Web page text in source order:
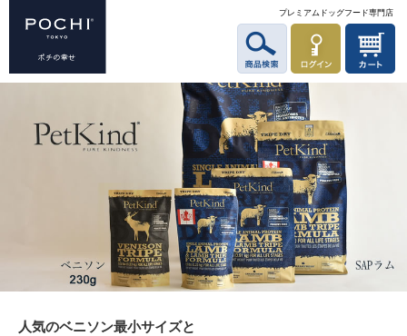
プレミアムドッグフード専門店
人気のベニソン最小サイズと